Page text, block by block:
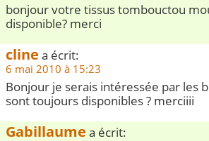
bonjour votre tissus tombouctou
disponible? merci
cline a écrit:
6 mai 2010 à 15:23
Bonjour je serais intéressée par les
sont toujours disponibles ? merciiii
Gabillaume a écrit: